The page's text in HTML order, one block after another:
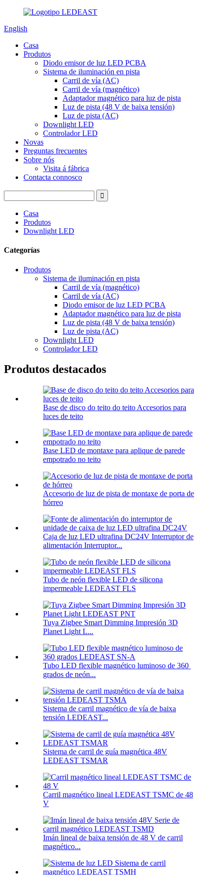
English
Casa
Produtos
Diodo emisor de luz LED PCBA
Sistema de iluminación en pista
Carril de vía (AC)
Carril de vía (magnético)
Adaptador magnético para luz de pista
Luz de pista (48 V de baixa tensión)
Luz de pista (AC)
Downlight LED
Controlador LED
Novas
Preguntas frecuentes
Sobre nós
Visita á fábrica
Contacta connosco
Casa
Produtos
Downlight LED
Categorías
Produtos
Sistema de iluminación en pista
Carril de vía (magnético)
Carril de vía (AC)
Diodo emisor de luz LED PCBA
Adaptador magnético para luz de pista
Luz de pista (48 V de baixa tensión)
Luz de pista (AC)
Downlight LED
Controlador LED
Produtos destacados
Base de disco do teito do teito Accesorios para
luces de teito
Base LED de montaxe para aplique de parede
empotrado no teito
Accesorio de luz de pista de montaxe de porta de
hórreo
Caja de luz LED ultrafina DC24V Interruptor de
alimentación Interruptor...
Tubo de neón flexible LED de silicona
impermeable LEDEAST FLS
Tuya Zigbee Smart Dimming Impresión 3D
Planet Light L...
Tubo LED flexible magnético luminoso de 360 ​​
grados de neón...
Sistema de carril magnético de vía de baixa
tensión LEDEAST...
Sistema de carril de guía magnética 48V
LEDEAST TSMAR
Carril magnético lineal LEDEAST TSMC de 48
V
Imán lineal de baixa tensión de 48 V de carril
magnético...